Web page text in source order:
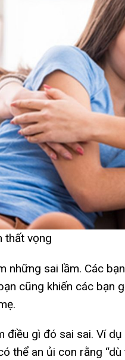
thất vọng
những sai lầm. Các
cũng khiến các bạn
điều gì đó sai sai. Ví
thể an ủi con rằng